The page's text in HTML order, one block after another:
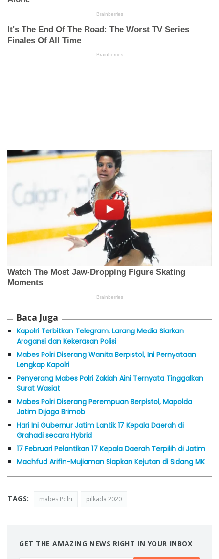
Baca Juga
Kapolri Terbitkan Telegram, Larang Media Siarkan
Arogansi dan Kekerasan Polisi
Mabes Polri Diserang Wanita Berpistol, Ini Pernyataan
Lengkap Kapolri
Penyerang Mabes Polri Zakiah Aini Ternyata Tinggalkan
Surat Wasiat
Mabes Polri Diserang Perempuan Berpistol, Mapolda
Jatim Dijaga Brimob
Hari Ini Gubernur Jatim Lantik 17 Kepala Daerah di
Grahadi secara Hybrid
17 Februari Pelantikan 17 Kepala Daerah Terpilih di Jatim
Machfud Arifin-Mujiaman Siapkan Kejutan di Sidang MK
TAGS: mabes Polri pilkada 2020
GET THE AMAZING NEWS RIGHT IN YOUR INBOX